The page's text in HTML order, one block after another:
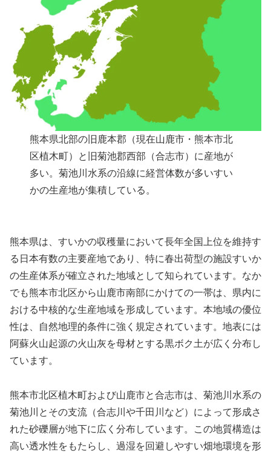
熊本県北部の旧鹿本郡（現在山鹿市・熊本市北
区植木町）と旧菊池郡西部（合志市）に産地が
多い。菊池川水系の沿線に経営体数が多いすい
かの生産地が集積している。
熊本県は、すいかの収穫量において長年全国上位を維持す
る日本有数の主要産地であり、特に春出荷型の施設すいか
の生産体系が確立された地域として知られています。なか
でも熊本市北区から山鹿市南部にかけての一帯は、県内に
おける中核的な生産地域を形成しています。本地域の優位
性は、自然地理的条件に強く規定されています。地表には
阿蘇火山起源の火山灰を母材とする黒ボク土が広く分布し
ています。
熊本市北区植木町および山鹿市と合志市は、菊池川水系の
菊池川とその支流（合志川や千田川など）によって形成さ
れた砂礫層が地下に広く分布しています。この地質構造は
高い透水性をもたらし、過湿を回避しやすい畑地環境を形